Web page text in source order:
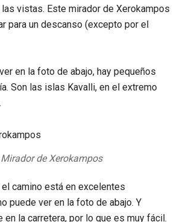
vistas. Este mirador de Xerokampos
para un descanso (excepto por el
en la foto de abajo, hay pequeños
Son las islas Kavalli, en el extremo
Mirador de Xerokampos
camino está en excelentes
puede ver en la foto de abajo. Y
en la carretera, por lo que es muy fácil.